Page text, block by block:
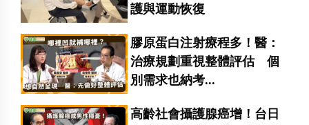
護與運動恢復
膠原蛋白注射療程多！醫：
治療規劃重視整體評估 個
別需求也納考...
高齡社會攝護腺癌增！台日